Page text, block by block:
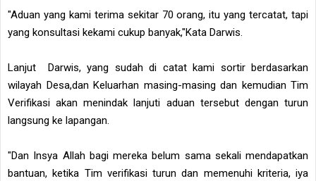
"Aduan yang kami terima sekitar 70 orang, itu yang tercatat, tapi
yang konsultasi kekami cukup banyak,"Kata Darwis.
Lanjut Darwis, yang sudah di catat kami sortir berdasarkan
wilayah Desa,dan Keluarhan masing-masing dan kemudian Tim
Verifikasi akan menindak lanjuti aduan tersebut dengan turun
langsung ke lapangan.
"Dan Insya Allah bagi mereka belum sama sekali mendapatkan
bantuan, ketika Tim verifikasi turun dan memenuhi kriteria, iya